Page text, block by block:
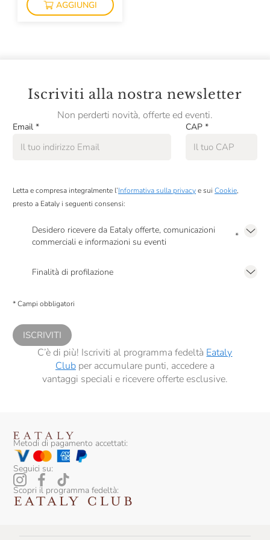
Bollinger
Borgogno
Braida
Brandini
Bric Cenciurio
Bruno Ribadi
Bumbu
Buondonno
Burlotto Giancarlo
Ca' Rossa
Calabretta
Calatroni
Calcagno
Camossi
AGGIUNGI
Iscriviti alla nostra newsletter
Non perderti novità, offerte ed eventi.
Email * CAP *
Letta e compresa integralmente l’Informativa sulla privacye sui Cookie,
presto a Eataly i seguenti consensi:
Desidero ricevere da Eataly offerte, comunicazioni
commerciali e informazioni su eventi
*
Finalità di profilazione
comunicazioni commerciali personalizzate, in caso di consenso prestato ai
* Campi obbligatori
ISCRIVITI
C’è di più! Iscriviti al programma fedeltà Eataly
Clubper accumulare punti, accedere a
vantaggi speciali e ricevere offerte esclusive.
Metodi di pagamento accettati:
Seguici su:
Scopri il programma fedeltà: